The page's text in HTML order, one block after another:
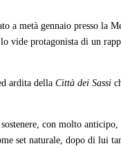
a metà gennaio presso la
vide protagonista di un
ardita della Città dei Sassi
con molto anticipo,
set naturale, dopo di lui